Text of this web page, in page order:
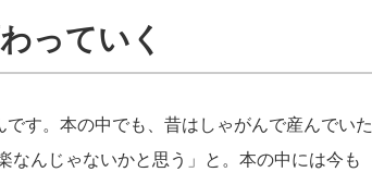
っていく
す。本の中でも、昔はしゃがんで産んでいた
なんじゃないかと思う」と。本の中には今も